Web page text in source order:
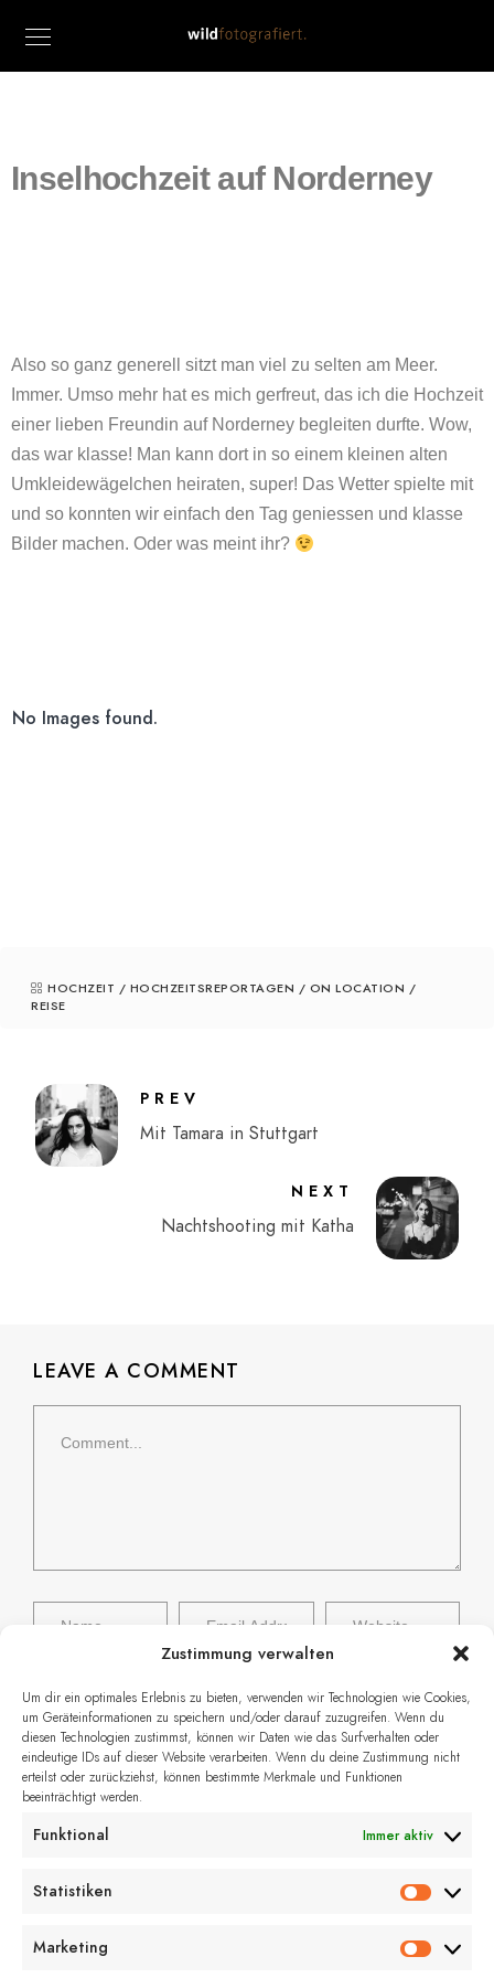
Zustimmung verwalten
Um dir ein optimales Erlebnis zu bieten, verwenden wir Technologien wie Cookies,
um Geräteinformationen zu speichern und/oder darauf zuzugreifen. Wenn du
diesen Technologien zustimmst, können wir Daten wie das Surfverhalten oder
eindeutige IDs auf dieser Website verarbeiten. Wenn du deine Zustimmung nicht
erteilst oder zurückziehst, können bestimmte Merkmale und Funktionen
beeinträchtigt werden.
Funktional Immer aktiv
Statistiken
Marketing
Inselhochzeit auf Norderney
Also so ganz generell sitzt man viel zu selten am Meer.
Immer. Umso mehr hat es mich gerfreut, das ich die Hochzeit
einer lieben Freundin auf Norderney begleiten durfte. Wow,
das war klasse! Man kann dort in so einem kleinen alten
Umkleidewägelchen heiraten, super! Das Wetter spielte mit
und so konnten wir einfach den Tag geniessen und klasse
Bilder machen. Oder was meint ihr?
No Images found.
HOCHZEIT / HOCHZEITSREPORTAGEN / ON LOCATION /
REISE
PREV
Mit Tamara in Stuttgart
NEXT
Nachtshooting mit Katha
LEAVE A COMMENT
Name, E-Mail-Adresse und Website in
diesem Browser für meinen nächsten
Kommentar speichern.